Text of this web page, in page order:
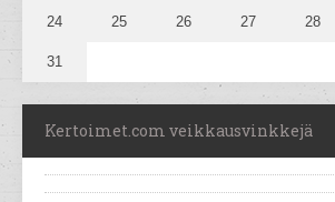
24 25 26 27 28
31
Kertoimet.com veikkausvinkkejä